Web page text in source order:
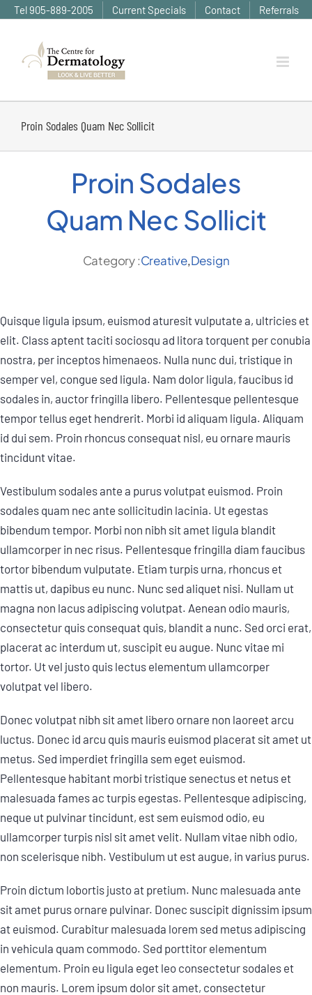
Skip
content
Tel 905-889-2005 Current Specials Contact Referrals
Proin Sodales Quam Nec Sollicit
Proin Sodales
Quam Nec Sollicit
Category :Creative,Design
Quisque ligula ipsum, euismod aturesit vulputate a, ultricies et
elit. Class aptent taciti sociosqu ad litora torquent per conubia
nostra, per inceptos himenaeos. Nulla nunc dui, tristique in
semper vel, congue sed ligula. Nam dolor ligula, faucibus id
sodales in, auctor fringilla libero. Pellentesque pellentesque
tempor tellus eget hendrerit. Morbi id aliquam ligula. Aliquam
id dui sem. Proin rhoncus consequat nisl, eu ornare mauris
tincidunt vitae.
Vestibulum sodales ante a purus volutpat euismod. Proin
sodales quam nec ante sollicitudin lacinia. Ut egestas
bibendum tempor. Morbi non nibh sit amet ligula blandit
ullamcorper in nec risus. Pellentesque fringilla diam faucibus
tortor bibendum vulputate. Etiam turpis urna, rhoncus et
mattis ut, dapibus eu nunc. Nunc sed aliquet nisi. Nullam ut
magna non lacus adipiscing volutpat. Aenean odio mauris,
consectetur quis consequat quis, blandit a nunc. Sed orci erat,
placerat ac interdum ut, suscipit eu augue. Nunc vitae mi
tortor. Ut vel justo quis lectus elementum ullamcorper
volutpat vel libero.
Donec volutpat nibh sit amet libero ornare non laoreet arcu
luctus. Donec id arcu quis mauris euismod placerat sit amet ut
metus. Sed imperdiet fringilla sem eget euismod.
Pellentesque habitant morbi tristique senectus et netus et
malesuada fames ac turpis egestas. Pellentesque adipiscing,
neque ut pulvinar tincidunt, est sem euismod odio, eu
ullamcorper turpis nisl sit amet velit. Nullam vitae nibh odio,
non scelerisque nibh. Vestibulum ut est augue, in varius purus.
Proin dictum lobortis justo at pretium. Nunc malesuada ante
sit amet purus ornare pulvinar. Donec suscipit dignissim ipsum
at euismod. Curabitur malesuada lorem sed metus adipiscing
in vehicula quam commodo. Sed porttitor elementum
elementum. Proin eu ligula eget leo consectetur sodales et
non mauris. Lorem ipsum dolor sit amet, consectetur